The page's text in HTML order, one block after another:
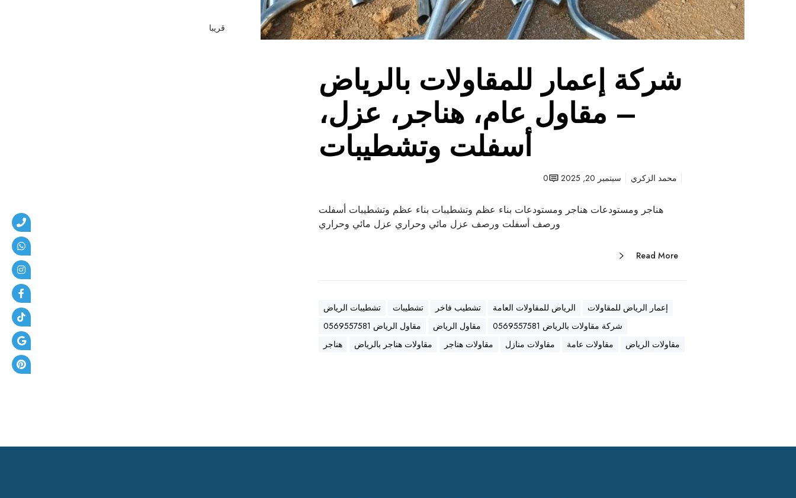
م
ق
ا
شركة إعمار للمقاولات بالرياض
– مقاول عام، هناجر، عزل،
أسفلت وتشطيبات
محمد الزكري سبتمبر 20, 2025 0
هناجر ومستودعات هناجر ومستودعات بناء عظم وتشطيبات بناء عظم وتشطيبات أسفلت
ورصف أسفلت ورصف عزل مائي وحراري عزل مائي وحراري
Read More
إعمار الرياض للمقاولات الرياض للمقاولات العامة تشطيب فاخر تشطيبات
تشطيبات الرياض
شركة مقاولات بالرياض 0569557581
مقاول الرياض
مقاول الرياض 0569557581
مقاولات الرياض
مقاولات عامة مقاولات منازل مقاولات هناجر مقاولات هناجر بالرياض هناجر
قريبا